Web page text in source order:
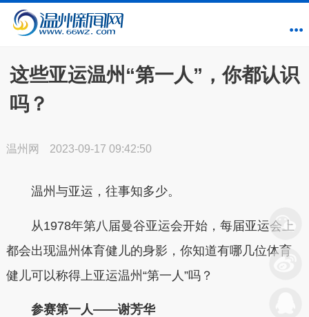
这些亚运温州“第一人”，你都认识
吗？
温州网 2023-09-17 09:42:50
温州与亚运，往事知多少。
从1978年第八届曼谷亚运会开始，每届亚运会上
都会出现温州体育健儿的身影，你知道有哪几位体育
健儿可以称得上亚运温州“第一人”吗？
参赛第一人——谢芳华